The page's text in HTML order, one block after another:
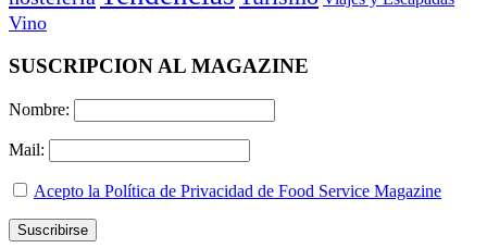
Vino
SUSCRIPCION AL MAGAZINE
Nombre:
Mail:
Acepto la Política de Privacidad de Food Service Magazine